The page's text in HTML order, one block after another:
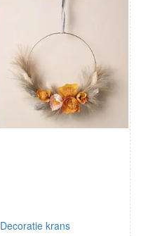
Decoratie krans